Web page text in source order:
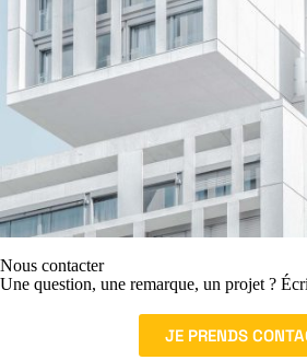
Nous contacter
Une question, une remarque, un projet ?
JE PRENDS